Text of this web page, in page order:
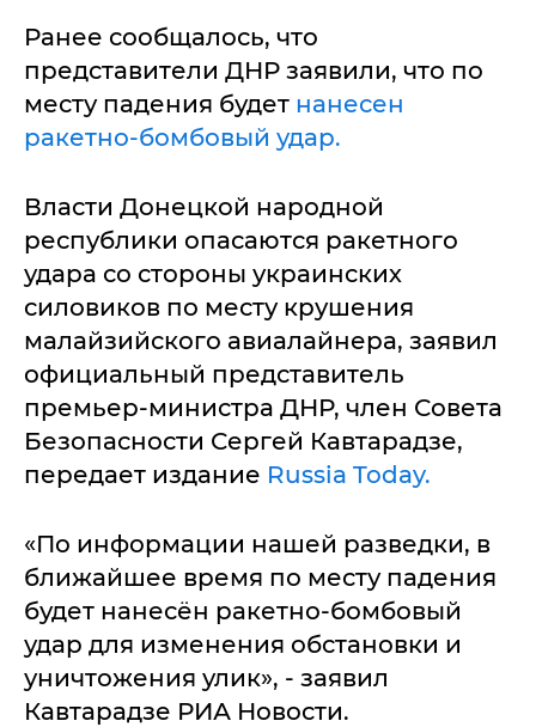
Ранее сообщалось, что
представители ДНР заявили, что по
месту падения будет нанесен
ракетно-бомбовый удар.
Власти Донецкой народной
республики опасаются ракетного
удара со стороны украинских
силовиков по месту крушения
малайзийского авиалайнера, заявил
официальный представитель
премьер-министра ДНР, член Совета
Безопасности Сергей Кавтарадзе,
передает издание Russia Today.
«По информации нашей разведки, в
ближайшее время по месту падения
будет нанесён ракетно-бомбовый
удар для изменения обстановки и
уничтожения улик», - заявил
Кавтарадзе РИА Новости.